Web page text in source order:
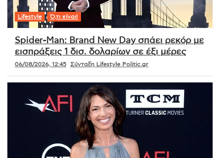
Lifestyle Ό,τι είναι!
Spider-Man: Brand New Day σπάει ρεκόρ με
εισπράξεις 1 δισ. δολαρίων σε έξι μέρες
06/08/2026, 12:45 Σύνταξη Lifestyle Politic.gr